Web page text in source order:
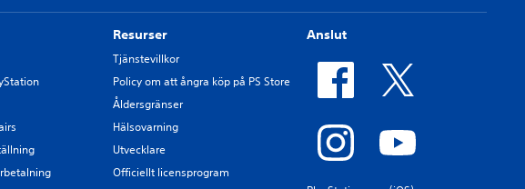
Resurser
Tjänstevillkor
Policy om att ångra köp på PS Store
Åldersgränser
Hälsovarning
Utvecklare
Officiellt licensprogram
Anslut